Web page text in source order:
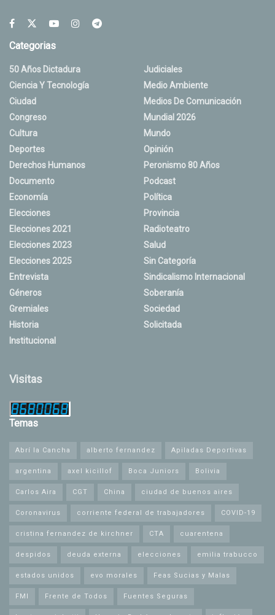
Categorias
50 Años Dictadura
Ciencia Y Tecnología
Ciudad
Congreso
Cultura
Deportes
Derechos Humanos
Documento
Economía
Elecciones
Elecciones 2021
Elecciones 2023
Elecciones 2025
Entrevista
Géneros
Gremiales
Historia
Institucional
Judiciales
Medio Ambiente
Medios De Comunicación
Mundial 2026
Mundo
Opinión
Peronismo 80 Años
Podcast
Política
Provincia
Radioteatro
Salud
Sin Categoría
Sindicalismo Internacional
Soberanía
Sociedad
Solicitada
Visitas
Temas
Abrí la Cancha alberto fernandez Apiladas Deportivas
argentina axel kicillof Boca Juniors Bolivia
Carlos Aira CGT China ciudad de buenos aires
Coronavirus corriente federal de trabajadores COVID-19
cristina fernandez de kirchner CTA cuarentena
despidos deuda externa elecciones emilia trabucco
estados unidos evo morales Feas Sucias y Malas
FMI Frente de Todos Fuentes Seguras